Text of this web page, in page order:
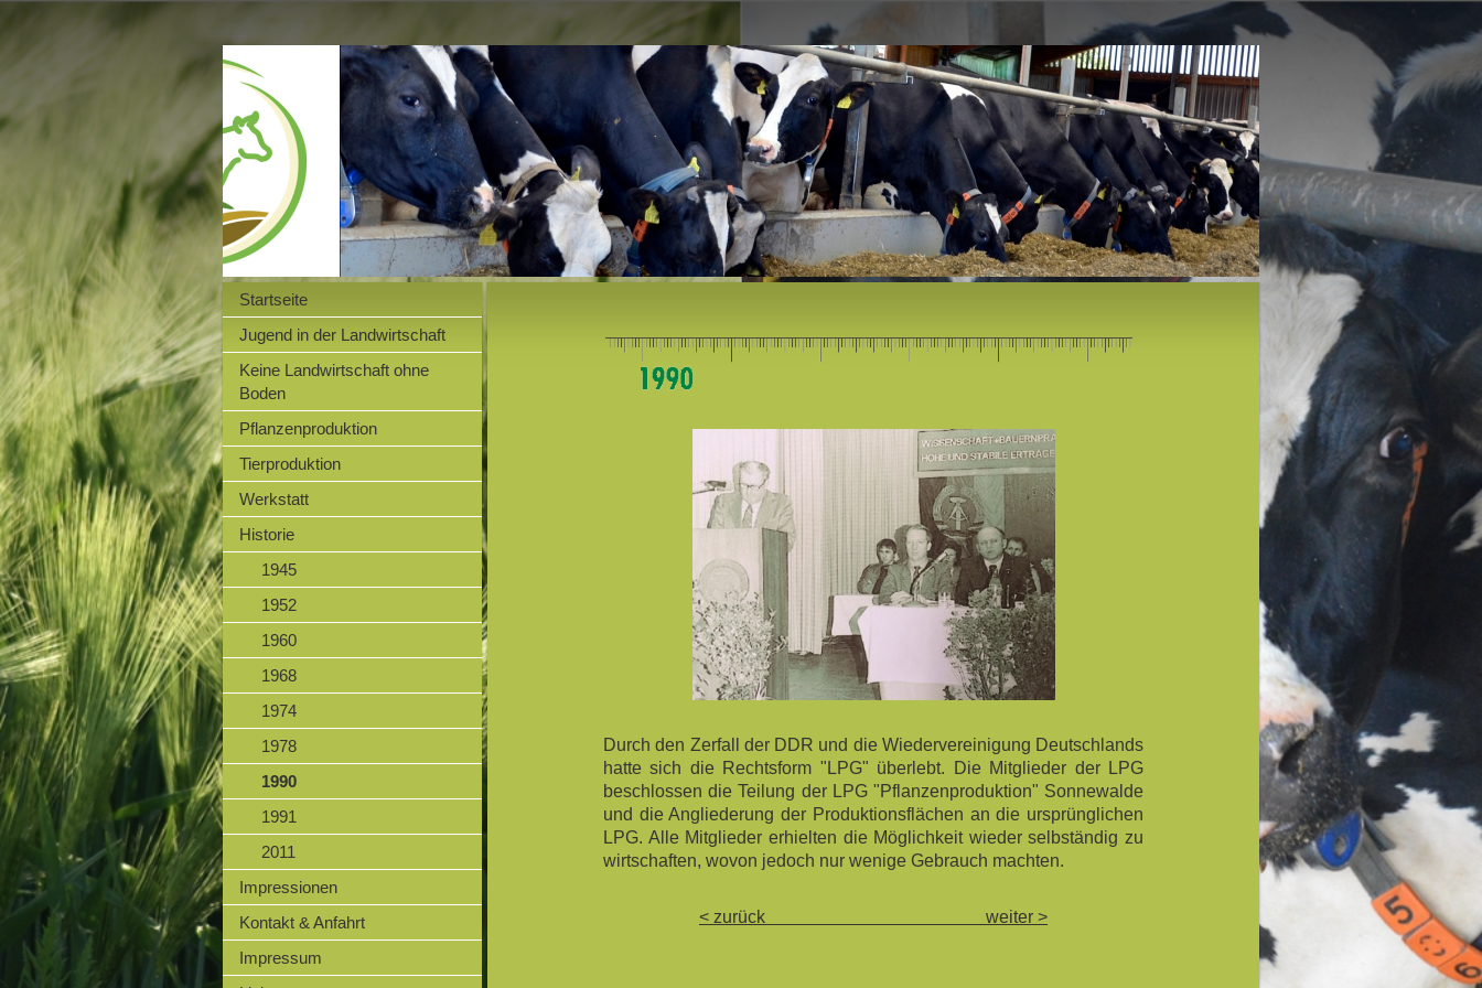
Startseite
Jugend in der Landwirtschaft
Keine Landwirtschaft ohne
Boden
Pflanzenproduktion
Tierproduktion
Werkstatt
Historie
1945
1952
1960
1968
1974
1978
1990
1991
2011
Impressionen
Kontakt & Anfahrt
Impressum
Durch den Zerfall der DDR und die Wiedervereinigung Deutschlands
hatte sich die Rechtsform "LPG" überlebt. Die Mitglieder der LPG
beschlossen die Teilung der LPG "Pflanzenproduktion" Sonnewalde
und die Angliederung der Produktionsflächen an die ursprünglichen
LPG. Alle Mitglieder erhielten die Möglichkeit wieder selbständig zu
wirtschaften, wovon jedoch nur wenige Gebrauch machten.
< zurück weiter >